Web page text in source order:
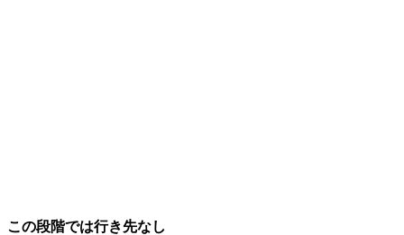
この段階では行き先なし